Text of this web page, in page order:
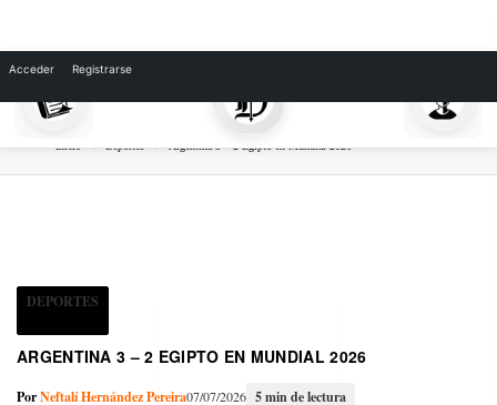
Inicio Deportes Argentina 3 – 2 Egipto en Mundial 2026
DEPORTES
ARGENTINA 3 – 2 EGIPTO EN MUNDIAL 2026
PorNeftalí Hernández Pereira07/07/2026 5 min de lectura
Acceder Registrarse